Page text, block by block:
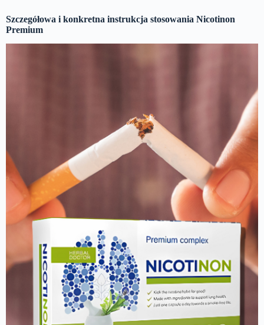
Szczegółowa i konkretna instrukcja stosowania Nicotinon
Premium